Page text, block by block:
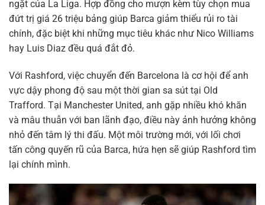
ngặt của La Liga. Hợp đồng cho mượn kèm tùy chọn mua
đứt trị giá 26 triệu bảng giúp Barca giảm thiểu rủi ro tài
chính, đặc biệt khi những mục tiêu khác như Nico Williams
hay Luis Diaz đều quá đắt đỏ.
Với Rashford, việc chuyển đến Barcelona là cơ hội để anh
vực dậy phong độ sau một thời gian sa sút tại Old
Trafford. Tại Manchester United, anh gặp nhiều khó khăn
và mâu thuẫn với ban lãnh đạo, điều này ảnh hưởng không
nhỏ đến tâm lý thi đấu. Một môi trường mới, với lối chơi
tấn công quyến rũ của Barca, hứa hẹn sẽ giúp Rashford tìm
lại chính mình.